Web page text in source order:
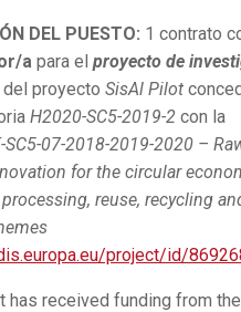
DEL PUESTO: 1 contrato
a para el proyecto de
proyecto SisAl Pilot
H2020-SC5-2019-2 con la
SC5-07-2018-2019-2020 –
for the circular
reuse, recycling
project/id/
has received funding from the